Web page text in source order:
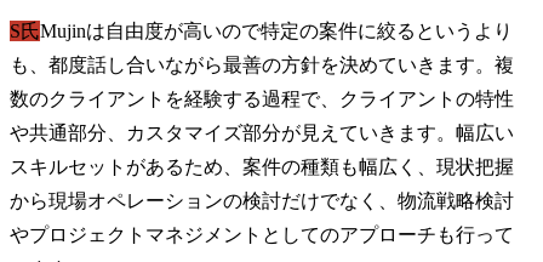
S氏Mujinは自由度が高いので特定の案件に絞るというより
も、都度話し合いながら最善の方針を決めていきます。複
数のクライアントを経験する過程で、クライアントの特性
や共通部分、カスタマイズ部分が見えていきます。幅広い
スキルセットがあるため、案件の種類も幅広く、現状把握
から現場オペレーションの検討だけでなく、物流戦略検討
やプロジェクトマネジメントとしてのアプローチも行って